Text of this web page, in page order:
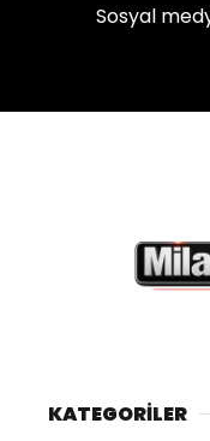
Sosyal
KATEGORİLER